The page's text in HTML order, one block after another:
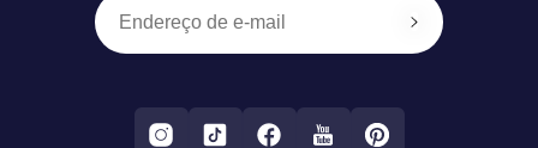
OSR Starsaver
Aplicativo RV Fly me to the stars
Política de devolução
Constelações